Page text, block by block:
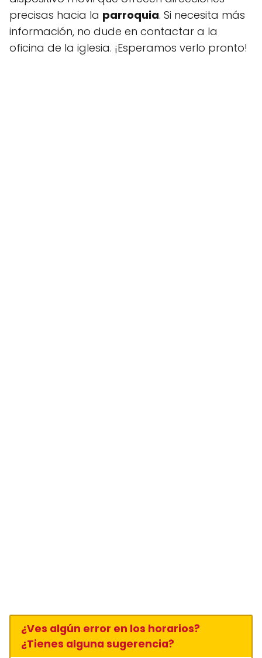
precisas hacia la parroquia. Si necesita más
información, no dude en contactar a la
oficina de la iglesia. ¡Esperamos verlo pronto!
¿Ves algún error en los horarios?
¿Tienes alguna sugerencia?